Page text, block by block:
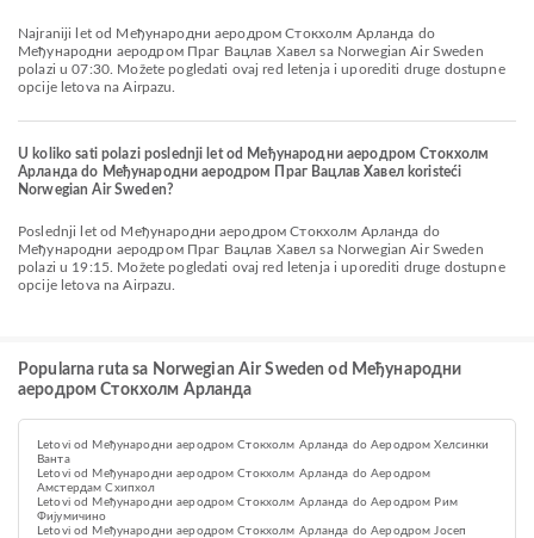
Najraniji let od Међународни аеродром Стокхолм Арланда do
Међународни аеродром Праг Вацлав Хавел sa Norwegian Air Sweden
polazi u 07:30. Možete pogledati ovaj red letenja i uporediti druge dostupne
opcije letova na Airpazu.
U koliko sati polazi poslednji let od Међународни аеродром Стокхолм
Арланда do Међународни аеродром Праг Вацлав Хавел koristeći
Norwegian Air Sweden?
Poslednji let od Међународни аеродром Стокхолм Арланда do
Међународни аеродром Праг Вацлав Хавел sa Norwegian Air Sweden
polazi u 19:15. Možete pogledati ovaj red letenja i uporediti druge dostupne
opcije letova na Airpazu.
Popularna ruta sa Norwegian Air Sweden od Међународни
аеродром Стокхолм Арланда
Letovi od Међународни аеродром Стокхолм Арланда do Аеродром Хелсинки
Ванта
Letovi od Међународни аеродром Стокхолм Арланда do Aеродром
Амстердам Схипхол
Letovi od Међународни аеродром Стокхолм Арланда do Аеродром Рим
Фијумичино
Letovi od Међународни аеродром Стокхолм Арланда do Аеродром Јосеп